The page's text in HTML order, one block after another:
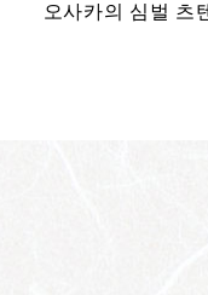
오사카의 심벌 츠